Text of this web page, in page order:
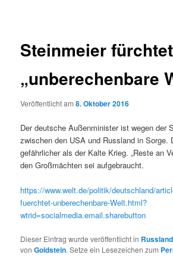
Steinmeier fürchtet
„unberechenbare
Veröffentlicht am8. Oktober 2016
Der deutsche Außenminister ist wegen der
zwischen den USA und Russland in Sorge.
gefährlicher als der Kalte Krieg. „Reste an
den Großmächten sei aufgebraucht.
https://www.welt.de/politik/deutschland/
fuerchtet-unberechenbare-Welt.html?
wtrid=socialmedia.email.sharebutton
Dieser Eintrag wurde veröffentlicht in Russland
vonGoldstein. Setze ein Lesezeichen zum